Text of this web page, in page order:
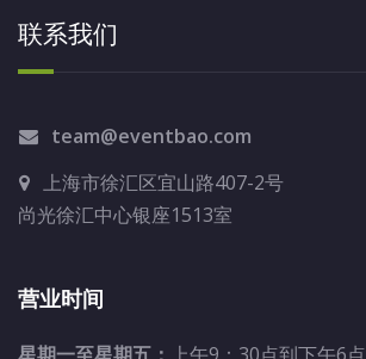
联系我们
team@eventbao.com
上海市徐汇区宜山路407-2号
尚光徐汇中心银座1513室
营业时间